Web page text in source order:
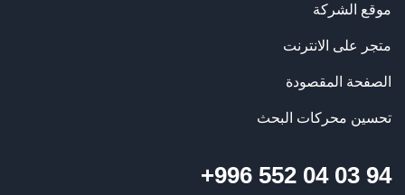
موقع الشركة
متجر على الانترنت
الصفحة المقصودة
تحسين محركات البحث
+996 552 04 03 94